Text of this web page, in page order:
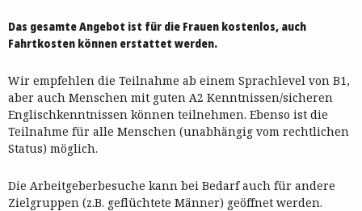
Das gesamte Angebot ist für die Frauen kostenlos, auch
Fahrtkosten können erstattet werden.
Wir empfehlen die Teilnahme ab einem Sprachlevel von B1,
aber auch Menschen mit guten A2 Kenntnissen/sicheren
Englischkenntnissen können teilnehmen. Ebenso ist die
Teilnahme für alle Menschen (unabhängig vom rechtlichen
Status) möglich.
Die Arbeitgeberbesuche kann bei Bedarf auch für andere
Zielgruppen (z.B. geflüchtete Männer) geöffnet werden.